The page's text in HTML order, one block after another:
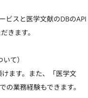
ビスと医学文献のDBのAPI
きます。
て）
ます。また、「医学文
業務経験もできます。